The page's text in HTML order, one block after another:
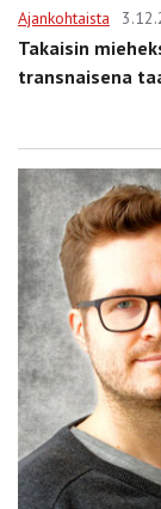
Ajankohtaista
Takaisin
transnaisena